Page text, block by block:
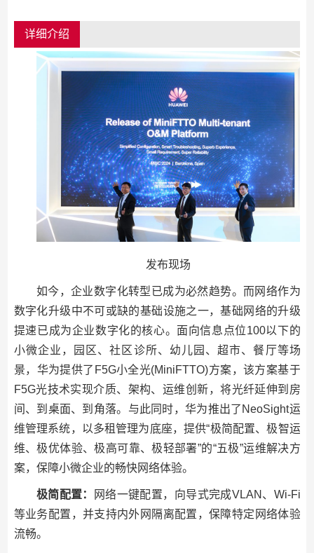
详细介绍
发布现场
如今，企业数字化转型已成为必然趋势。而网络作为
数字化升级中不可或缺的基础设施之一，基础网络的升级
提速已成为企业数字化的核心。面向信息点位100以下的
小微企业，园区、社区诊所、幼儿园、超市、餐厅等场
景，华为提供了F5G小全光(MiniFTTO)方案，该方案基于
F5G光技术实现介质、架构、运维创新，将光纤延伸到房
间、到桌面、到角落。与此同时，华为推出了NeoSight运
维管理系统，以多租管理为底座，提供“极简配置、极智运
维、极优体验、极高可靠、极轻部署”的“五极”运维解决方
案，保障小微企业的畅快网络体验。
极简配置：
网络一键配置，向导式完成VLAN、Wi-Fi
等业务配置，并支持内外网隔离配置，保障特定网络体验
流畅。